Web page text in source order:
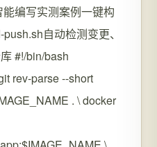
编写实测案例一键构
自动检测变更、
#!/bin/bash
rev-parse --short
. \ docker